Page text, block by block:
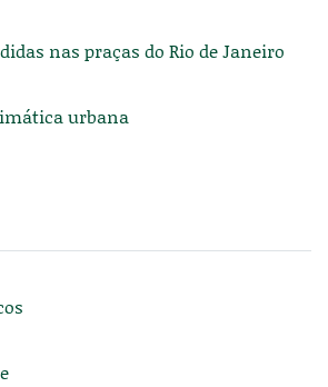
nas praças do Rio de Janeiro
urbana